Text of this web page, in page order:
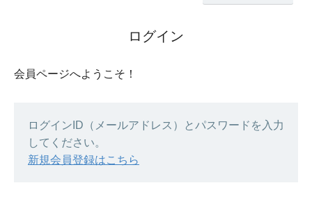
ログイン
会員ページへようこそ！
ログインID（メールアドレス）とパスワードを入力
してください。
新規会員登録はこちら